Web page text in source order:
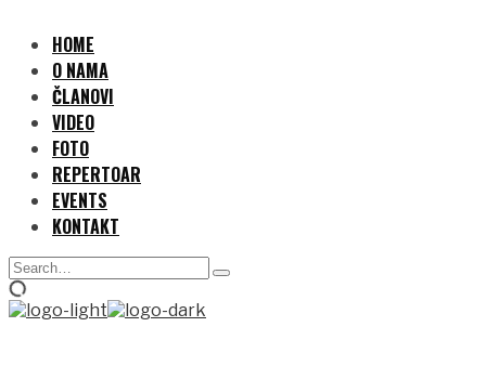
HOME
O NAMA
ČLANOVI
VIDEO
FOTO
REPERTOAR
EVENTS
KONTAKT
Search
for:
Type